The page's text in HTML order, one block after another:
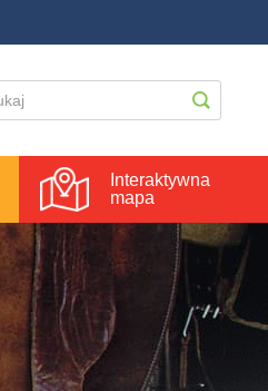
Interaktywna
mapa